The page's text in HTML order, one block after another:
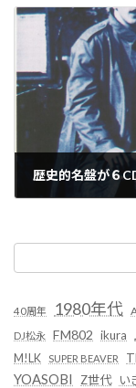
40周年 1980年代
DJ松永 FM802 ikura
M!LK
SUPER BEAVER
YOASOBI Z世代 い